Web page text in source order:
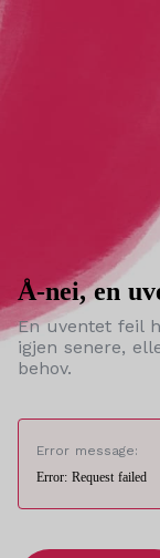
Å-nei, en
En uventet feil
igjen senere,
behov.
Error message:
Error: Request failed